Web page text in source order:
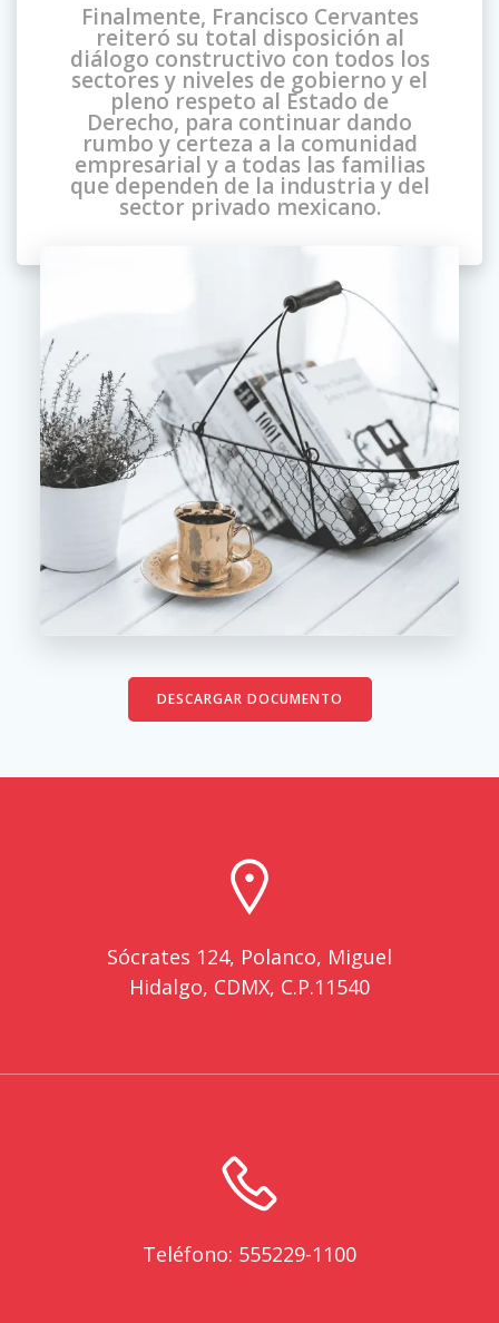
Finalmente, Francisco Cervantes
reiteró su total disposición al
diálogo constructivo con todos los
sectores y niveles de gobierno y el
pleno respeto al Estado de
Derecho, para continuar dando
rumbo y certeza a la comunidad
empresarial y a todas las familias
que dependen de la industria y del
sector privado mexicano.
DESCARGAR DOCUMENTO
Sócrates 124, Polanco, Miguel
Hidalgo, CDMX, C.P.11540
Teléfono: 555229-1100